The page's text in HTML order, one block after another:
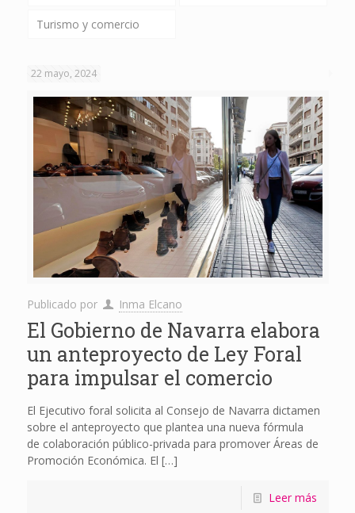
Turismo y comercio
22 mayo, 2024
Publicado por Inma Elcano
El Gobierno de Navarra elabora
un anteproyecto de Ley Foral
para impulsar el comercio
El Ejecutivo foral solicita al Consejo de Navarra dictamen
sobre el anteproyecto que plantea una nueva fórmula
de colaboración público-privada para promover Áreas de
Promoción Económica. El […]
Leer más